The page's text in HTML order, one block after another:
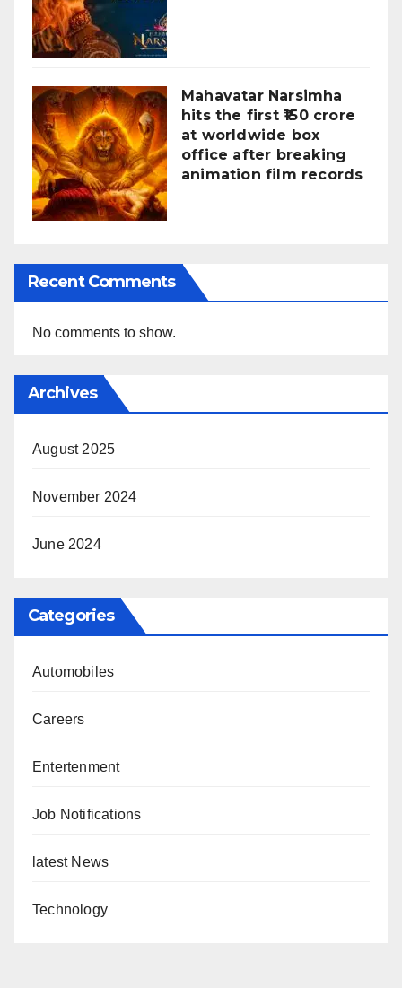
Mahavatar Narsimha
hits the first ₹150 crore
at worldwide box
office after breaking
animation film records
Recent Comments
No comments to show.
Archives
August 2025
November 2024
June 2024
Categories
Automobiles
Careers
Entertenment
Job Notifications
latest News
Technology